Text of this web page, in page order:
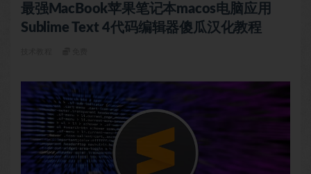
最强MacBook苹果笔记本macos电脑应用
Sublime Text 4代码编辑器傻瓜汉化教程